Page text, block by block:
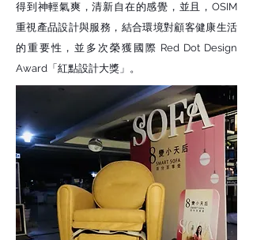
得到神輕氣爽，清新自在的感覺，並且，OSIM
重視產品設計與服務，結合環境對顧客健康生活
的重要性，並多次榮獲國際 Red Dot Design
Award「紅點設計大獎」。